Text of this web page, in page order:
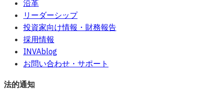
沿革
リーダーシップ
投資家向け情報・財務報告
採用情報
INVAblog
お問い合わせ・サポート
法的通知